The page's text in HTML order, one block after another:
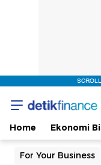
Home Ekonomi
For Your Business